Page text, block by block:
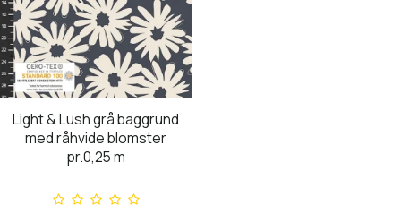
Light & Lush grå baggrund
med råhvide blomster
pr.0,25 m